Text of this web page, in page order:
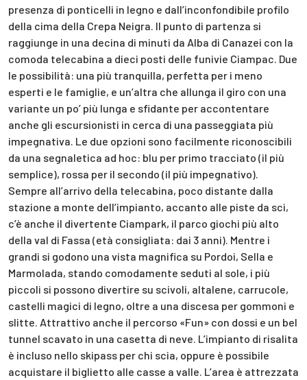
presenza di ponticelli in legno e dall’inconfondibile profilo
della cima della Crepa Neigra. Il punto di partenza si
raggiunge in una decina di minuti da Alba di Canazei con la
comoda telecabina a dieci posti delle funivie Ciampac. Due
le possibilità: una più tranquilla, perfetta per i meno
esperti e le famiglie, e un’altra che allunga il giro con una
variante un po’ più lunga e sfidante per accontentare
anche gli escursionisti in cerca di una passeggiata più
impegnativa. Le due opzioni sono facilmente riconoscibili
da una segnaletica ad hoc: blu per primo tracciato (il più
semplice), rossa per il secondo (il più impegnativo).
Sempre all’arrivo della telecabina, poco distante dalla
stazione a monte dell’impianto, accanto alle piste da sci,
c’è anche il divertente Ciampark, il parco giochi più alto
della val di Fassa (età consigliata: dai 3 anni). Mentre i
grandi si godono una vista magnifica su Pordoi, Sella e
Marmolada, stando comodamente seduti al sole, i più
piccoli si possono divertire su scivoli, altalene, carrucole,
castelli magici di legno, oltre a una discesa per gommoni e
slitte. Attrattivo anche il percorso «Fun» con dossi e un bel
tunnel scavato in una casetta di neve. L’impianto di risalita
è incluso nello skipass per chi scia, oppure è possibile
acquistare il biglietto alle casse a valle. L’area è attrezzata